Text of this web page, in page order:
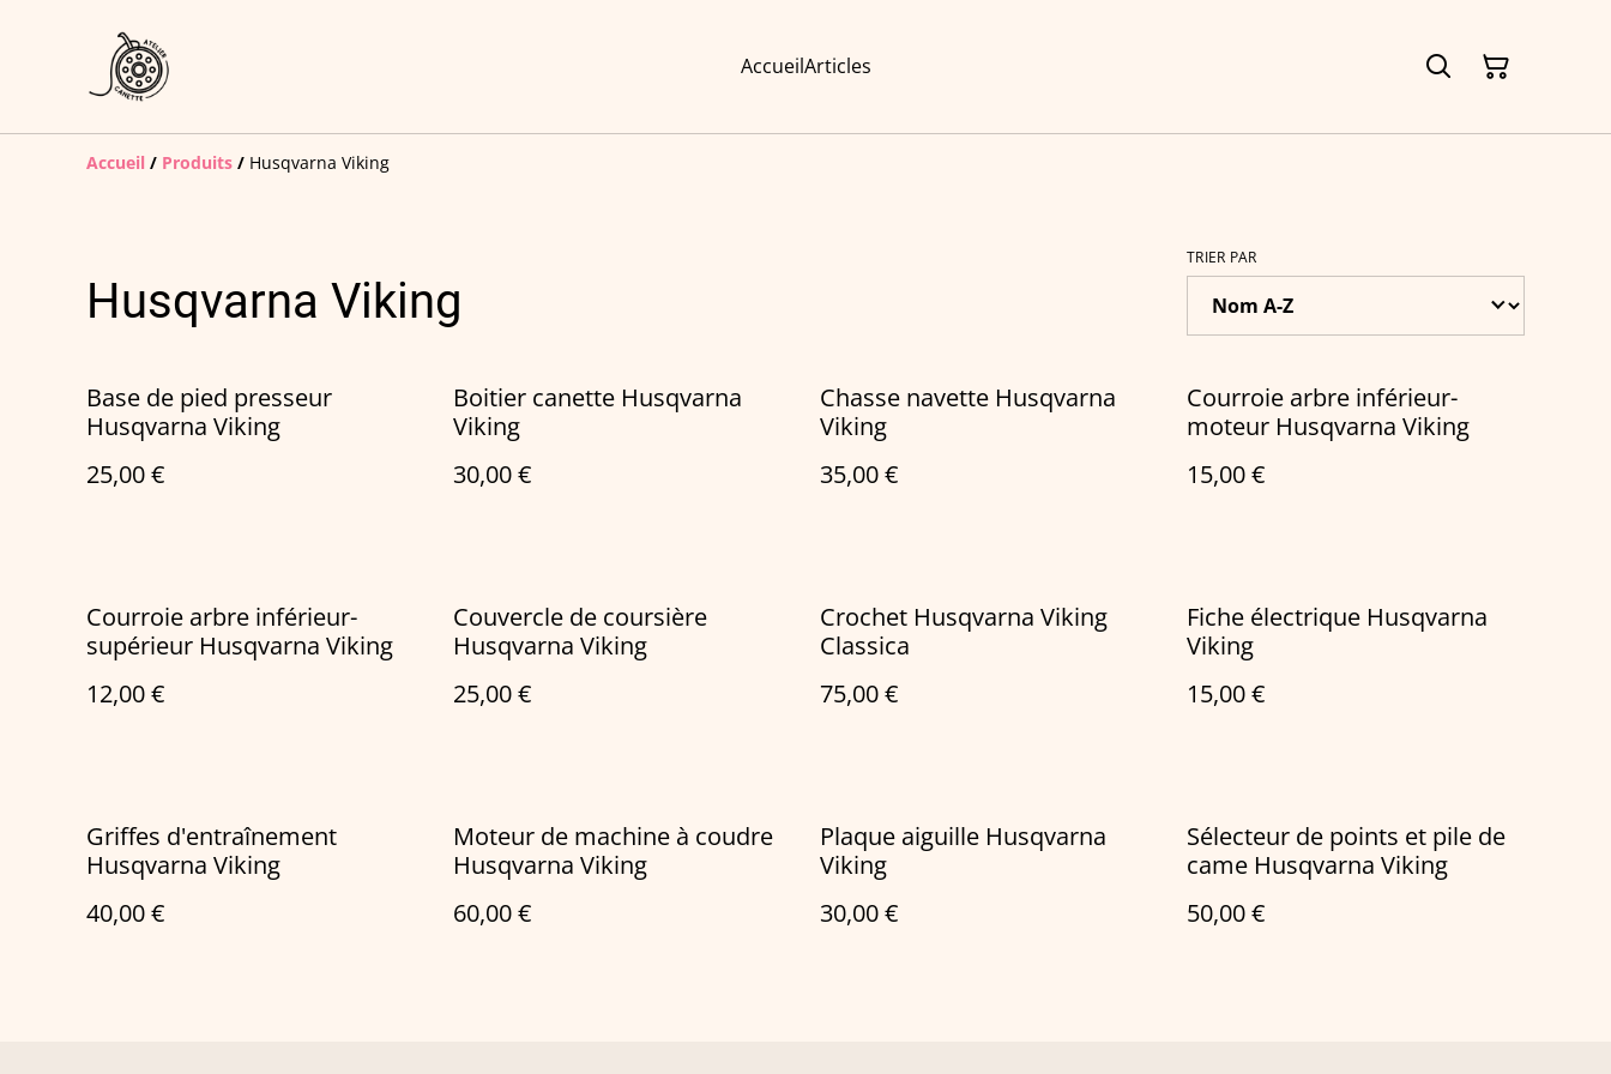
AccueilArticles
Accueil / Produits / Husqvarna Viking
Husqvarna Viking
TRIER PAR
Base de pied presseur
Husqvarna Viking
25,00 €
Boitier canette Husqvarna
Viking
30,00 €
Chasse navette Husqvarna
Viking
35,00 €
Courroie arbre inférieur-
moteur Husqvarna Viking
15,00 €
Courroie arbre inférieur-
supérieur Husqvarna Viking
12,00 €
Couvercle de coursière
Husqvarna Viking
25,00 €
Crochet Husqvarna Viking
Classica
75,00 €
Fiche électrique Husqvarna
Viking
15,00 €
Griffes d'entraînement
Husqvarna Viking
40,00 €
Moteur de machine à coudre
Husqvarna Viking
60,00 €
Plaque aiguille Husqvarna
Viking
30,00 €
Sélecteur de points et pile de
came Husqvarna Viking
50,00 €